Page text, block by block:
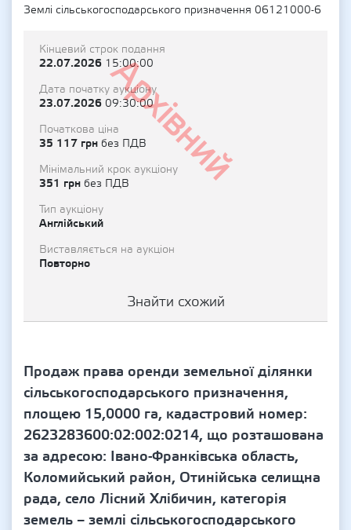
Землі сільськогосподарського призначення 06121000-6
Архівний
Кінцевий строк подання
22.07.2026 15:00:00
Дата початку аукціону
23.07.2026 09:30:00
Початкова ціна
35 117 грн без ПДВ
Мінімальний крок аукціону
351 грн без ПДВ
Тип аукціону
Англійський
Виставляється на аукціон
Повторно
Знайти схожий
Продаж права оренди земельної ділянки
сільськогосподарського призначення,
площею 15,0000 га, кадастровий номер:
2623283600:02:002:0214, що розташована
за адресою: Івано-Франківська область,
Коломийський район, Отинійська селищна
рада, село Лісний Хлібичин, категорія
земель – землі сільськогосподарського